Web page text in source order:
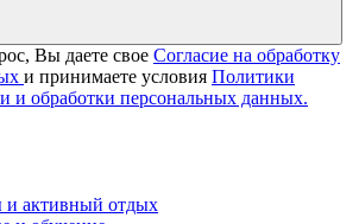
Вы даете свое Согласие на обработку
и принимаете условия Политики
и обработки персональных данных.
и активный отдых